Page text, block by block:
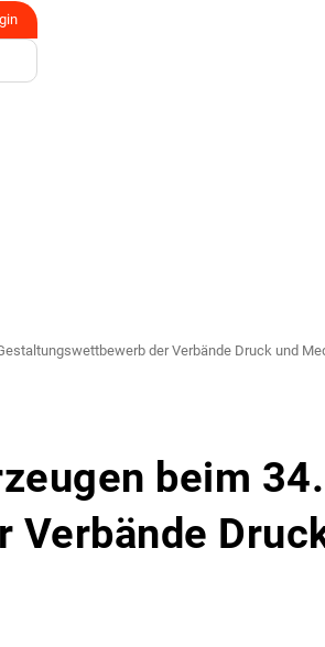
der Verbände Druck und
beim 34.
Verbände